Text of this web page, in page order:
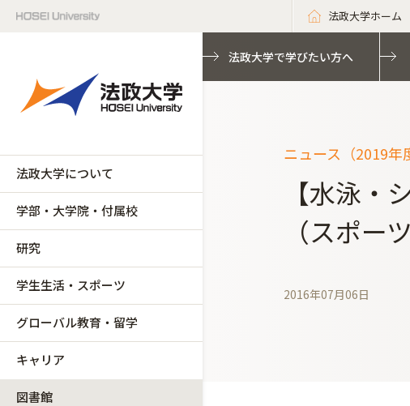
法政大学ホーム
法政大学について
学部・大学院・付属校
研究
学生生活・スポーツ
グローバル教育・留学
キャリア
図書館
法政大学で学びたい方へ
ニュース（2019年
【水泳
（スポ
2016年07月06日